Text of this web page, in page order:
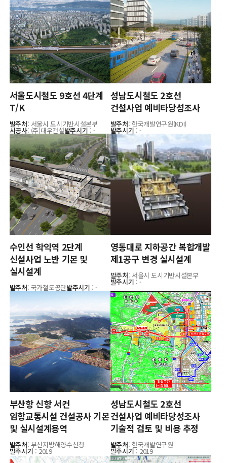
서울도시철도 9호선 4단계
T/K
발주처: 서울시 도시기반시설본부
시공사: (주)대우건설발주시기: -
성남도시철도 2호선
건설사업 예비타당성조사
발주처: 한국개발연구원(KDI)
발주시기: -
수인선 학익역 2단계
신설사업 노반 기본 및
실시설계
발주처: 국가철도공단발주시기 : -
영동대로 지하공간 복합개발
제1공구 변경 실시설계
발주처: 서울시 도시기반시설본부
발주시기 : -
부산항 신항 서컨
임항교통시설 건설공사 기본
및 실시설계용역
발주처: 부산지방해양수산청
발주시기: 2019
성남도시철도 2호선
건설사업 예비타당성조사
기술적 검토 및 비용 추정
발주처: 한국개발연구원
발주시기: 2019